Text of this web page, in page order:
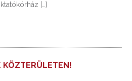
[…]
KÖZTERÜLETEN!